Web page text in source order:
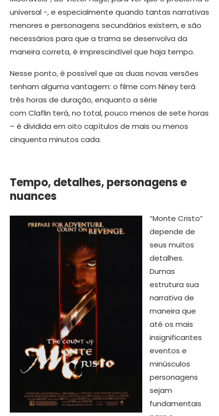
universal -, e especialmente quando tantas narrativas
menores e personagens secundários existem, e são
necessários para que a trama se desenvolva da
maneira correta, é imprescindível que haja tempo.
Nesse ponto, é possível que as duas novas versões
tenham alguma vantagem: o filme com Niney terá
três horas de duração, enquanto a série
com Claflin terá, no total, pouco menos de sete horas
– é dividida em oito capítulos de mais ou menos
cinquenta minutos cada.
Tempo, detalhes, personagens e
nuances
“Monte Cristo”
depende de
seus muitos
detalhes.
Dumas
estrutura sua
narrativa de
maneira que
até os mais
insignificantes
eventos e
minúsculos
personagens
sejam
fundamentais